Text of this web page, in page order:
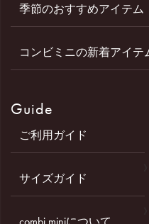
季節のおすすめアイテム
コンビミニの新着アイテ
Guide
ご利用ガイド
サイズガイド
combi miniについて